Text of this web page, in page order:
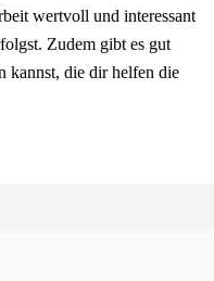
wertvoll und interessant
Zudem gibt es gut
kannst, die dir helfen die